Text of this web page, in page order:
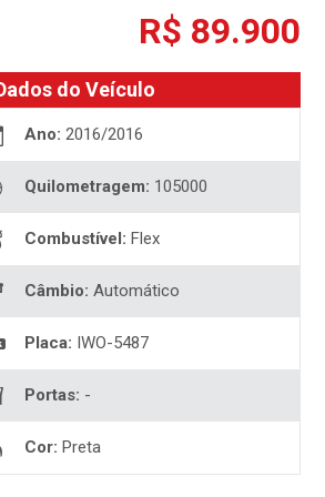
do Veículo
Ano: 2016/2016
Quilometragem: 105000
Combustível: Flex
Câmbio: Automático
Placa: IWO-5487
Portas: -
Cor: Preta
R$ 89.900